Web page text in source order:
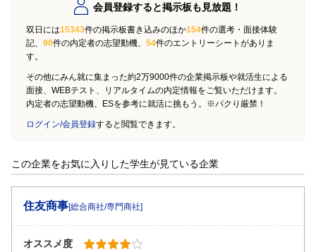
会員登録すると掲示板も見放題！
双日には15343件の掲示板書き込みのほか154件の選考・面接体験
記、 90件の内定者の志望動機、 54件のエントリーシートがありま
す。
その他にみん就に集まった約2万9000件の企業掲示板や就活生による
面接、WEBテスト、リアルタイムの内定情報をご覧いただけます。
内定者の志望動機、ESを参考に就活に挑もう。※パクり厳禁！
ログイン/会員登録すると閲覧できます。
この企業をお気に入りした学生が見ている企業
住友商事[総合商社/専門商社]
オススメ度